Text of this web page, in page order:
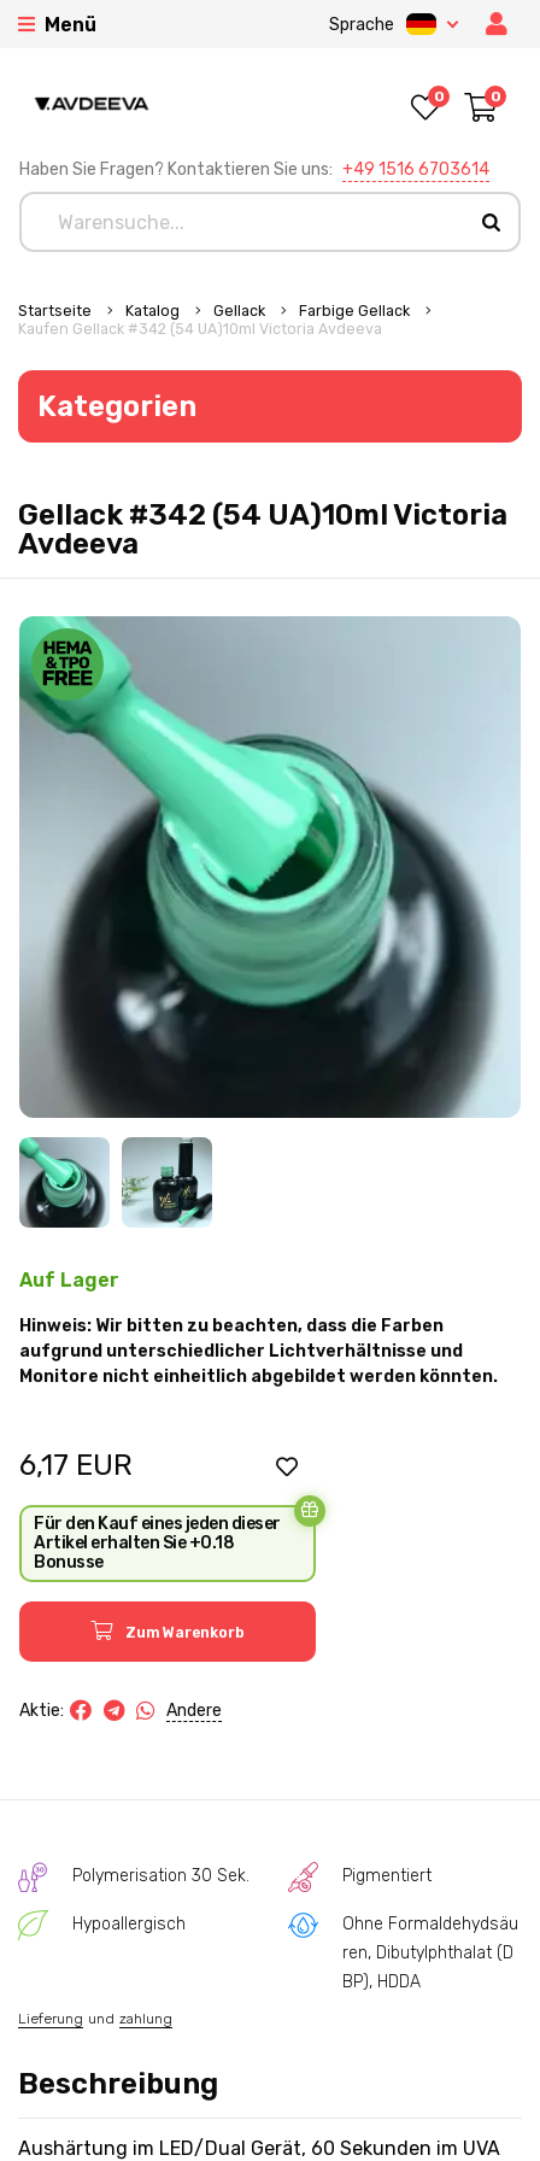
Menü Sprache
Haben Sie Fragen? Kontaktieren Sie uns: +49 1516 6703614
0 0
Startseite Katalog Gellack
Farbige Gellack
Kaufen Gellack #342 (54 UA)10ml Victoria Avdeeva
Kategorien
Gellack #342 (54 UA)10ml Victoria
Avdeeva
Auf Lager
Hinweis: Wir bitten zu beachten, dass die Farben
aufgrund unterschiedlicher Lichtverhältnisse und
Monitore nicht einheitlich abgebildet werden könnten.
6,17 EUR
Für den Kauf eines jeden dieser
Artikel erhalten Sie +0.18
Bonusse
Zum Warenkorb
Aktie: Andere
Polymerisation 30 Sek. Pigmentiert
Hypoallergisch
Ohne Formaldehydsäu
ren, Dibutylphthalat (D
BP), HDDA
Lieferung und zahlung
Beschreibung
Aushärtung im LED/Dual Gerät, 60 Sekunden im UVA